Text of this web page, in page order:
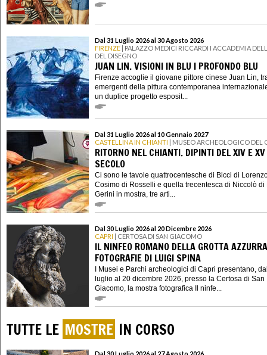
Dal 31 Luglio 2026 al 30 Agosto 2026
FIRENZE | PALAZZO MEDICI RICCARDI I ACCADEMIA
DEL DISEGNO
JUAN LIN. VISIONI IN BLU I PROFONDO BLU
Firenze accoglie il giovane pittore cinese Juan Lin,
emergenti della pittura contemporanea
un duplice progetto esposit...
Dal 31 Luglio 2026 al 10 Gennaio 2027
CASTELLINA IN CHIANTI | MUSEO ARCHEOLOGICO DEL
RITORNO NEL CHIANTI. DIPINTI DEL XIV E XV
SECOLO
Ci sono le tavole quattrocentesche di Bicci di
Cosimo di Rosselli e quella trecentesca di Niccolò di
Gerini in mostra, tre arti...
Dal 30 Luglio 2026 al 20 Dicembre 2026
CAPRI | CERTOSA DI SAN GIACOMO
IL NINFEO ROMANO DELLA GROTTA
FOTOGRAFIE DI LUIGI SPINA
I Musei e Parchi archeologici di Capri presentano,
luglio al 20 dicembre 2026, presso la Certosa di San
Giacomo, la mostra fotografica Il ninfe...
TUTTE LE MOSTRE IN CORSO